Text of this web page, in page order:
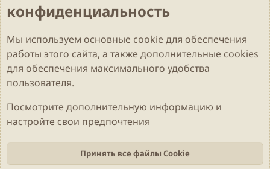
Cookies Darkdale - Основа [v.2.3.2 rc1] 🔥
Русский (RU)
Обратная связь
Условия и правила
Политика конфиденциальности
Помощь
R
ЛокализацияLiaNdrY
конфиденциальность
Мы используем основные cookieдля обеспечения
работы этого сайта, а также дополнительные cookies
для обеспечения максимального удобства
пользователя.
Посмотрите дополнительную информацию и
настройте свои предпочтения
Принять все файлы Cookie